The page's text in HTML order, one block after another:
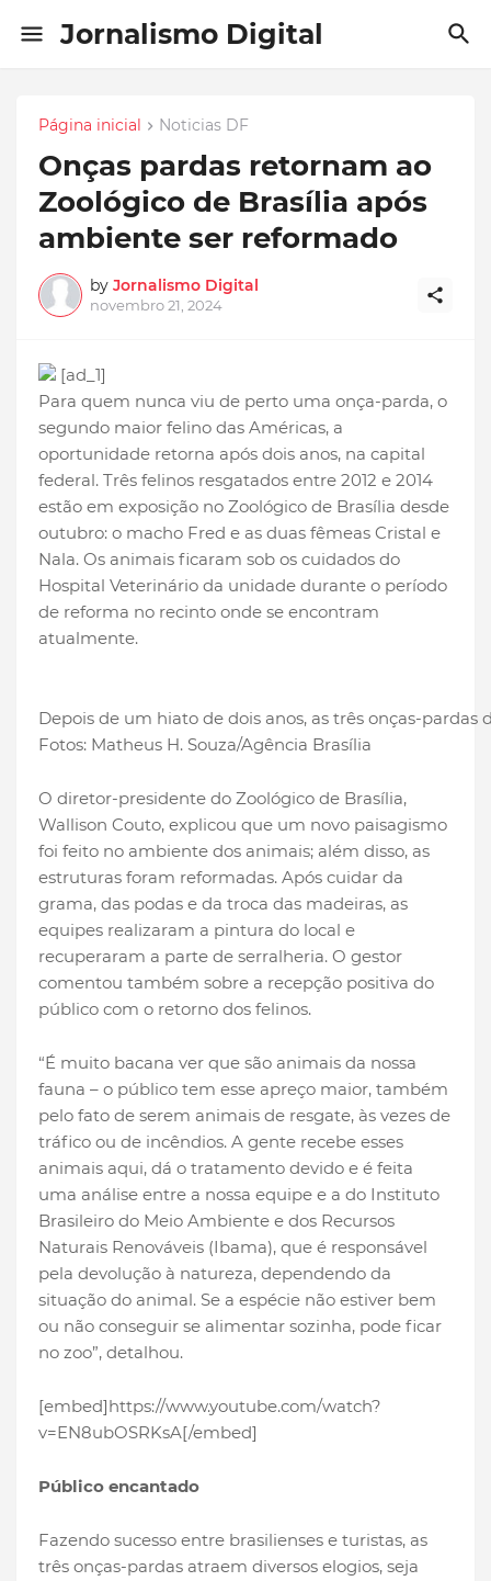
Jornalismo Digital
Página inicial Noticias DF
Onças pardas retornam ao
Zoológico de Brasília após
ambiente ser reformado
by Jornalismo Digital
novembro 21, 2024
[ad_1]
Para quem nunca viu de perto uma onça-parda, o
segundo maior felino das Américas, a
oportunidade retorna após dois anos, na capital
federal. Três felinos resgatados entre 2012 e 2014
estão em exposição no Zoológico de Brasília desde
outubro: o macho Fred e as duas fêmeas Cristal e
Nala. Os animais ficaram sob os cuidados do
Hospital Veterinário da unidade durante o período
de reforma no recinto onde se encontram
atualmente.
Depois de um hiato de dois anos, as três onças-
Fotos: Matheus H. Souza/Agência Brasília
O diretor-presidente do Zoológico de Brasília,
Wallison Couto, explicou que um novo paisagismo
foi feito no ambiente dos animais; além disso, as
estruturas foram reformadas. Após cuidar da
grama, das podas e da troca das madeiras, as
equipes realizaram a pintura do local e
recuperaram a parte de serralheria. O gestor
comentou também sobre a recepção positiva do
público com o retorno dos felinos.
“É muito bacana ver que são animais da nossa
fauna – o público tem esse apreço maior, também
pelo fato de serem animais de resgate, às vezes de
tráfico ou de incêndios. A gente recebe esses
animais aqui, dá o tratamento devido e é feita
uma análise entre a nossa equipe e a do Instituto
Brasileiro do Meio Ambiente e dos Recursos
Naturais Renováveis (Ibama), que é responsável
pela devolução à natureza, dependendo da
situação do animal. Se a espécie não estiver bem
ou não conseguir se alimentar sozinha, pode ficar
no zoo”, detalhou.
[embed]https://www.youtube.com/watch?
v=EN8ubOSRKsA[/embed]
Público encantado
Fazendo sucesso entre brasilienses e turistas, as
três onças-pardas atraem diversos elogios, seja